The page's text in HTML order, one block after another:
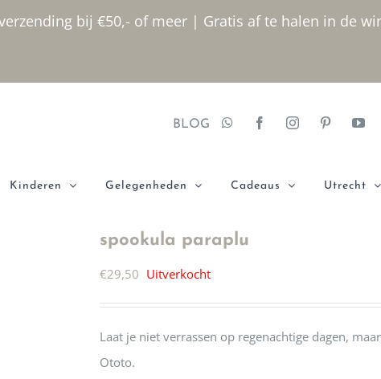
bij €50,- of meer | Gratis af te halen in de
BLOG
Kinderen Gelegenheden Cadeaus Utrecht
spookula paraplu
€29,50 Uitverkocht
Laat je niet verrassen op regenachtige dagen,
Ototo.